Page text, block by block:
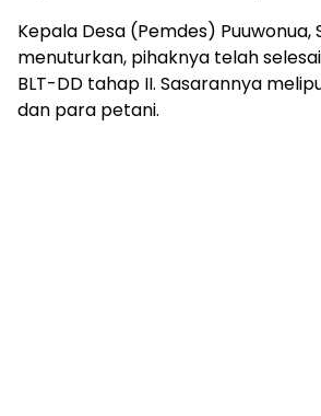
Kepala Desa (Pemdes) Puuwonua,
menuturkan, pihaknya telah
BLT-DD tahap II. Sasarannya
dan para petani.